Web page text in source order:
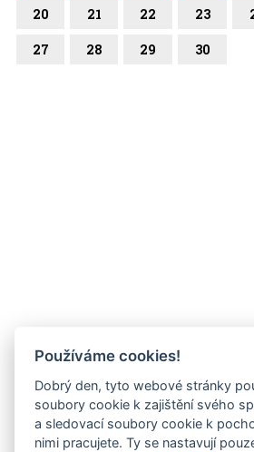
20 21 22 23
27 28 29 30
Používáme cookies!
Dobrý den, tyto webové stránky
soubory cookie k zajištění svého
a sledovací soubory cookie k
nimi pracujete. Ty se nastavují